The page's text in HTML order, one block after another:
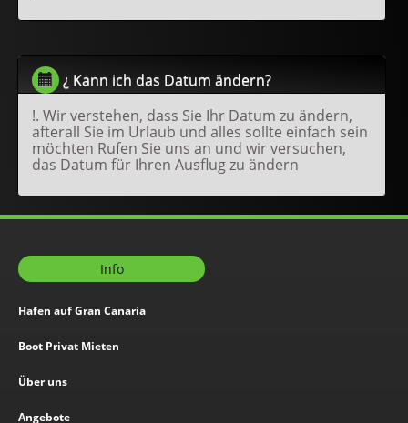
¿ Kann ich das Datum ändern?
!. Wir verstehen, dass Sie Ihr Datum zu ändern,
afterall Sie im Urlaub und alles sollte einfach sein
möchten Rufen Sie uns an und wir versuchen,
das Datum für Ihren Ausflug zu ändern
Info
Hafen auf Gran Canaria
Boot Privat Mieten
Über uns
Angebote